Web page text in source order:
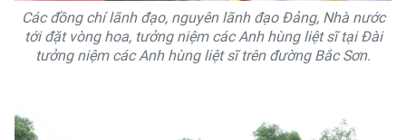
Các đồng chí lãnh đạo, nguyên lãnh đạo Đảng, Nhà nước
tới đặt vòng hoa, tưởng niệm các Anh hùng liệt sĩ tại Đài
tưởng niệm các Anh hùng liệt sĩ trên đường Bắc Sơn.